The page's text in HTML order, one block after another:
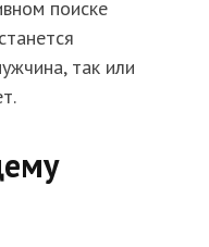
поиске
так или